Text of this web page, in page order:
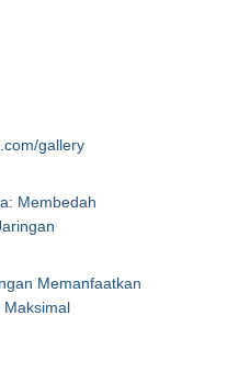
gallery
Membedah
Memanfaatkan
Maksimal